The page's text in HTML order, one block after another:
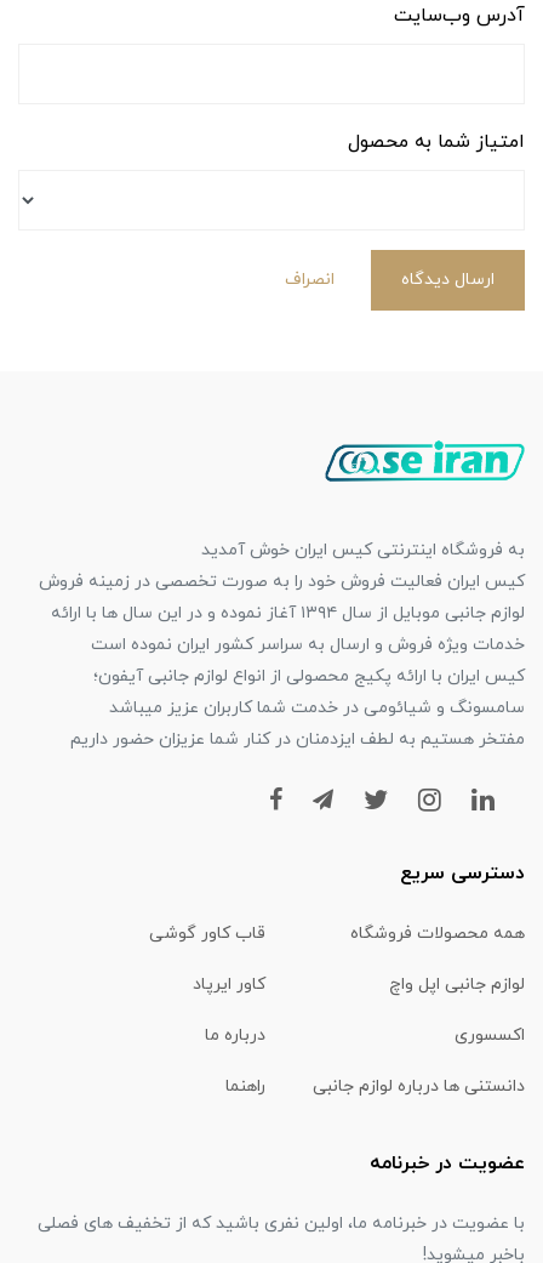
آدرس وب‌سایت
امتیاز شما به محصول
ارسال دیدگاه انصراف
به فروشگاه اینترنتی کیس ایران خوش آمدید
کیس ایران فعالیت فروش خود را به صورت تخصصی در زمینه فروش
لوازم جانبی موبایل از سال ۱۳۹۴ آغاز نموده و در این سال ها با ارائه
خدمات ویژه فروش و ارسال به سراسر کشور ایران نموده است
کیس ایران با ارائه پکیج محصولی از انواع لوازم جانبی آیفون؛
سامسونگ و شیائومی در خدمت شما کاربران عزیز میباشد
مفتخر هستیم به لطف ایزدمنان در کنار شما عزیزان حضور داریم
دسترسی سریع
همه محصولات فروشگاه قاب کاور گوشی
لوازم جانبی اپل واچ کاور ایرپاد
اکسسوری درباره ما
دانستنی ها درباره لوازم جانبی راهنما
عضویت در خبرنامه
با عضویت در خبرنامه ما، اولین نفری باشید که از تخفیف های فصلی
باخبر میشوید!